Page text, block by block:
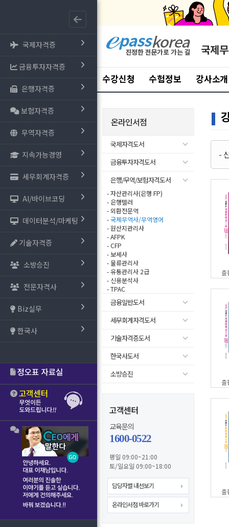
국제자격증
금융투자자격증
은행자격증
보험자격증
무역자격증
지속가능경영
세무회계자격증
AI/바이브코딩
데이터분석/마케팅
기술자격증
소방승진
전문자격사
Biz실무
한국사
국제
수강신청 수험정보 강사소개
온라인서점
국제자격도서
금융투자자격도서
은행/무역/보험자격도서
- 자산관리사(은행 FP)
- 은행텔러
- 외환전문역
-국제무역사/무역영어
- 원산지관리사
- AFPK
- CFP
- 보세사
- 물류관리사
- 유통관리사 2급
- 신용분석사
- TPAC
금융일반도서
세무회계자격도서
기술자격증도서
한국사도서
소방승진
고객센터
교육문의
1600-0522
평일 09:00~21:00
토/일요일 09:00~18:00
담당자별 내선보기
온라인서점 바로가기
-
출
출
출